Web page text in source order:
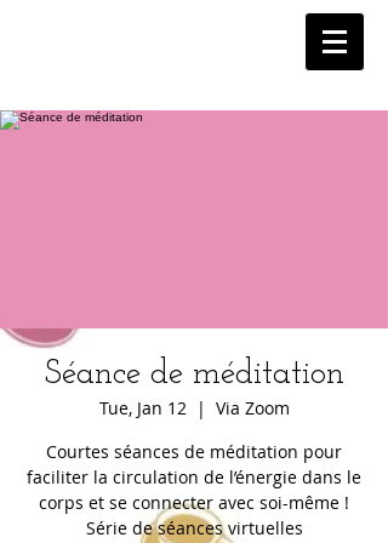
Séance de méditation
Tue, Jan 12
  |
Via Zoom
Courtes séances de méditation pour
faciliter la circulation de l’énergie dans le
corps et se connecter avec soi-même !
Série de séances virtuelles